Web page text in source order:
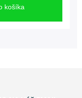
košíka